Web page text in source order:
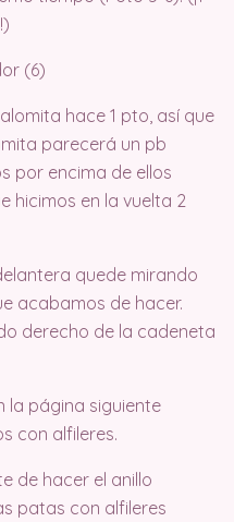
(6)
hace 1 pto, así que
parecerá un pb
por encima de ellos
hicimos en la vuelta 2
quede mirando
acabamos de hacer.
derecho de la cadeneta
la página siguiente
con alfileres.
de hacer el anillo
patas con alfileres